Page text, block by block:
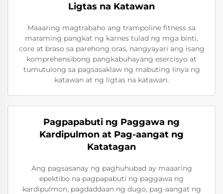
Ligtas na Katawan
Maaaring magtrabaho ang trampoline fitness sa
maraming pangkat ng karnes tulad ng mga binti,
core at braso sa parehong oras, nangyayari ang isang
komprehensibong pangkabuhayang esercisyo at
tumutulong sa pagsasaklaw ng mabuting linya ng
katawan at ng ligtas na katawan.
Pagpapabuti ng Paggawa ng
Kardipulmon at Pag-aangat ng
Katatagan
Ang pagsasanay ng paghuhubad ay maaaring
epektibo na pagpapabuti ng paggawa ng
kardipulmon, pagdaddaan ng dugo, pag-aangat ng